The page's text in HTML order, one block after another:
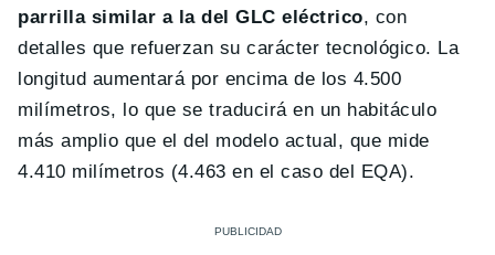
parrilla similar a la del GLC eléctrico, con
detalles que refuerzan su carácter tecnológico. La
longitud aumentará por encima de los 4.500
milímetros, lo que se traducirá en un habitáculo
más amplio que el del modelo actual, que mide
4.410 milímetros (4.463 en el caso del EQA).